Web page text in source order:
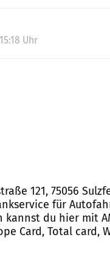
Uhr
121, 75056
für
du hier mit
Card, Total card,